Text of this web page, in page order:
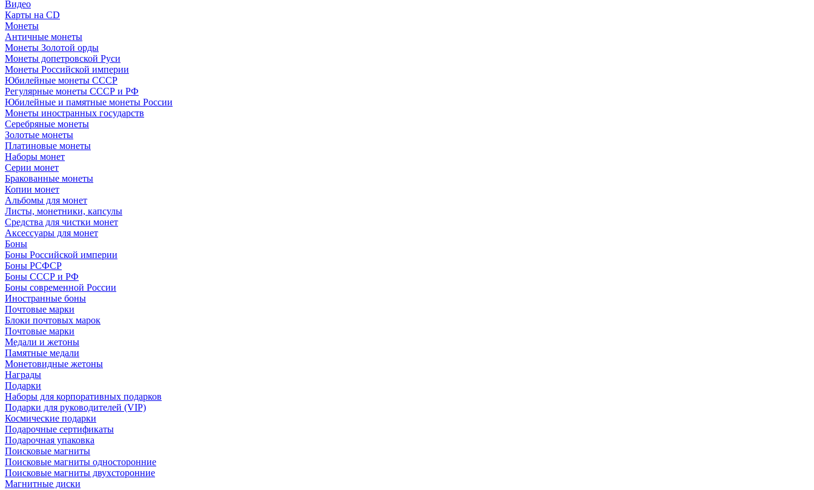
Видео
Карты на CD
Монеты
Античные монеты
Монеты Золотой орды
Монеты допетровской Руси
Монеты Российской империи
Юбилейные монеты СССР
Регулярные монеты СССР и РФ
Юбилейные и памятные монеты России
Монеты иностранных государств
Серебряные монеты
Золотые монеты
Платиновые монеты
Наборы монет
Серии монет
Бракованные монеты
Копии монет
Альбомы для монет
Листы, монетники, капсулы
Средства для чистки монет
Аксессуары для монет
Боны
Боны Российской империи
Боны РСФСР
Боны СССР и РФ
Боны современной России
Иностранные боны
Почтовые марки
Блоки почтовых марок
Почтовые марки
Медали и жетоны
Памятные медали
Монетовидные жетоны
Награды
Подарки
Наборы для корпоративных подарков
Подарки для руководителей (VIP)
Космические подарки
Подарочные сертификаты
Подарочная упаковка
Поисковые магниты
Поисковые магниты односторонние
Поисковые магниты двухсторонние
Магнитные диски